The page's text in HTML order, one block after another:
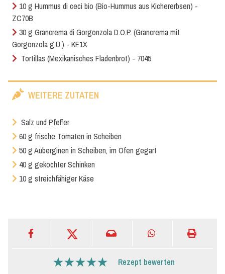
10 g Hummus di ceci bio (Bio-Hummus aus Kichererbsen) -
ZC70B
30 g Grancrema di Gorgonzola D.O.P. (Grancrema mit
Gorgonzola g.U.) - KF1X
Tortillas (Mexikanisches Fladenbrot) - 7045
WEITERE ZUTATEN
Salz und Pfeffer
60 g frische Tomaten in Scheiben
50 g Auberginen in Scheiben, im Ofen gegart
40 g gekochter Schinken
10 g streichfähiger Käse
Rezept bewerten